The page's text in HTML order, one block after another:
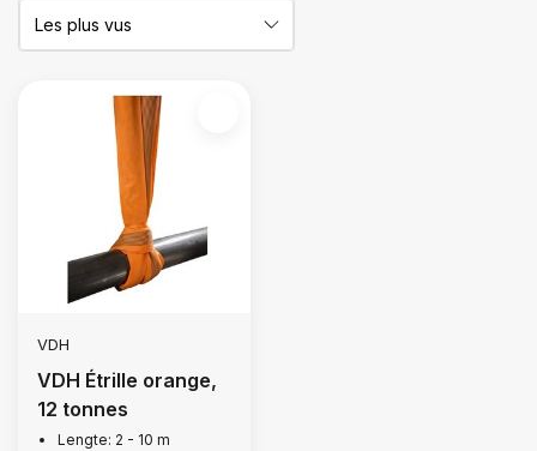
VDH
VDH Étrille orange,
12 tonnes
Lengte: 2 - 10 m